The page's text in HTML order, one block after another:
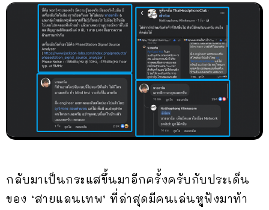
กลับมาเป็นกระแสขึ้นมาอีกครั้งครับกับประเด็น
ของ ‘สายแลนเทพ’ ที่ล่าสุดมีคนเล่นหูฟังมาท้า